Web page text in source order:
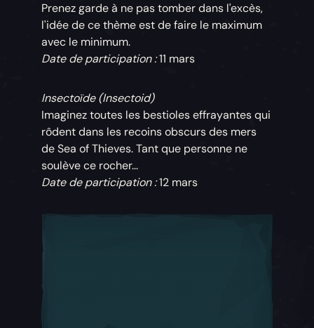
Prenez garde à ne pas tomber dans l'excès,
l'idée de ce thème est de faire le maximum
avec le minimum.
Date de participation :11 mars
Insectoïde (Insectoid)
Imaginez toutes les bestioles effrayantes qui
rôdent dans les recoins obscurs des mers
de Sea of Thieves. Tant que personne ne
soulève ce rocher...
Date de participation :12 mars